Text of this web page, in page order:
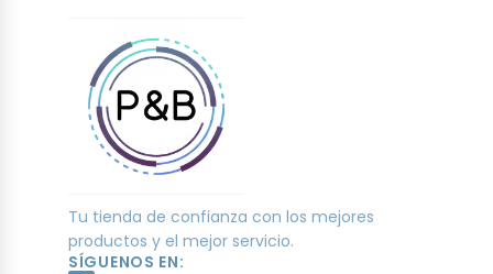
Tu tienda de confianza con los mejores
productos y el mejor servicio.
SÍGUENOS EN: